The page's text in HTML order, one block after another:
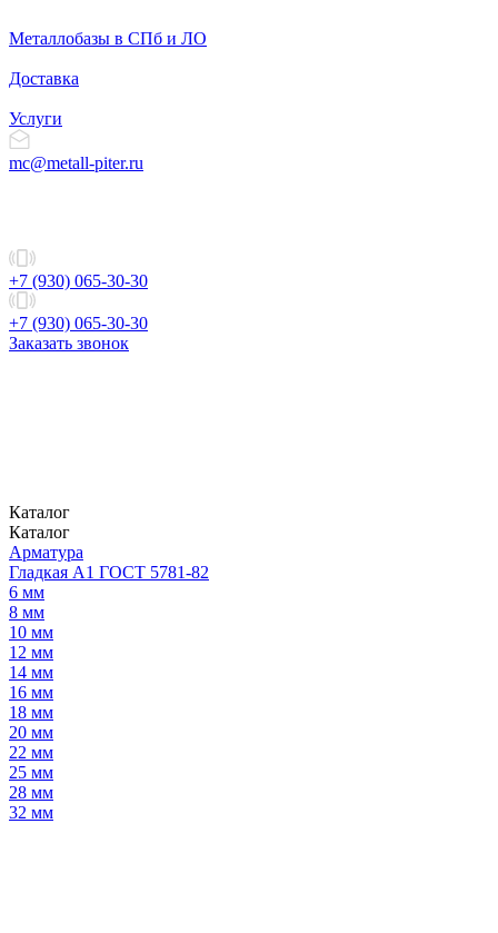
Металлобазы в СПб и ЛО
Доставка
Услуги
mc@metall-piter.ru
+7 (930) 065-30-30
+7 (930) 065-30-30
Заказать звонок
Каталог
Каталог
Арматура
Гладкая А1 ГОСТ 5781-82
6 мм
8 мм
10 мм
12 мм
14 мм
16 мм
18 мм
20 мм
22 мм
25 мм
28 мм
32 мм